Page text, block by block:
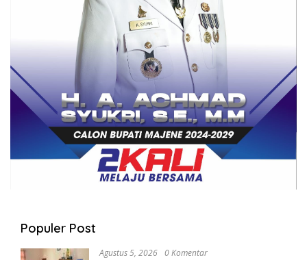
Populer Post
Agustus 5, 2026 0 Komentar